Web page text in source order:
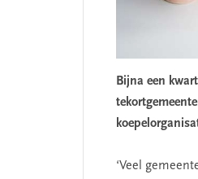
Bijna een
‘Veel